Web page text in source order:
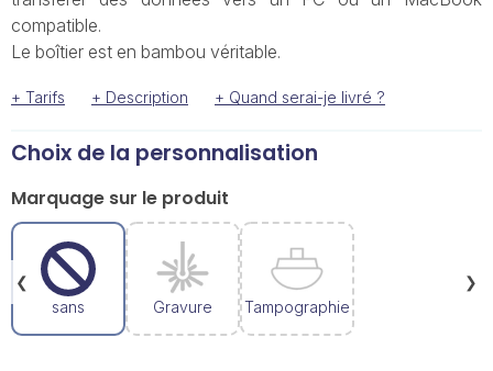
compatible.
Le boîtier est en bambou véritable.
+ Tarifs + Description + Quand serai-je livré ?
Choix de la personnalisation
Marquage sur le produit
sans Gravure Tampographie
❯
❮